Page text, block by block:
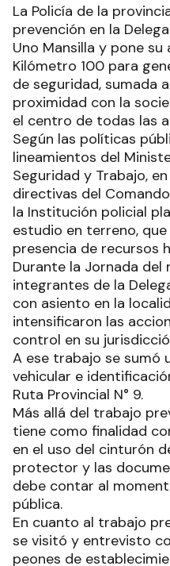
La Policía de la
prevención en la
Uno Mansilla y pone
Kilómetro 100 para
de seguridad, sumada
proximidad con la
el centro de todas las
Según las políticas
lineamientos del
Seguridad y Trabajo,
directivas del
la Institución policial
estudio en terreno,
presencia de recursos
Durante la Jornada del
integrantes de la
con asiento en la
intensificaron las
control en su
A ese trabajo se sumó
vehicular e
Ruta Provincial N° 9.
Más allá del trabajo
tiene como finalidad
en el uso del cinturón
protector y las
debe contar al
pública.
En cuanto al trabajo
se visitó y entrevisto
peones de